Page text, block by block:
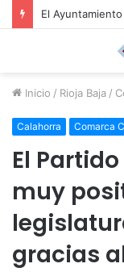
Inicio / Rioja Baja /
Calahorra Comarca
El
muy
gracias